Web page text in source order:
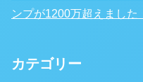
ンプが1200万超えました
カテゴリー